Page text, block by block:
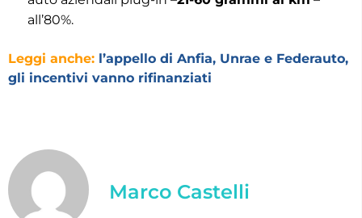
all’80%.
Leggi anche: l’appello di Anfia, Unrae e Federauto,
gli incentivi vanno rifinanziati
Marco Castelli